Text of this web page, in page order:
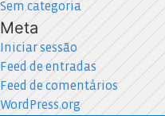
Sem categoria
Meta
Iniciar sessão
Feed de entradas
Feed de comentários
WordPress.org